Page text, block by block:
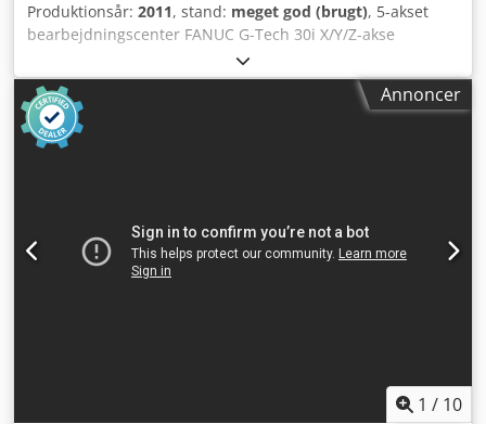
Produktionsår: 2011, stand: meget god (brugt), 5-akset
bearbejdningscenter FANUC G-Tech 30i X/Y/Z-akse
vandringer: 550x410x450 mm B-akse bord: +/-110° A-akse
bord: 360° Spindel fatning: BT40 Big Plus
Spindelhastighed: op til 15.000 o/min Værktøjsveksler: 40
positioner Pallepladser: 2 stk., diameter 250 mm Indvendig
spindelkøling 3D måleprobe Værktøjsmåleudstyr Paller: 15
Annoncer
1 / 10